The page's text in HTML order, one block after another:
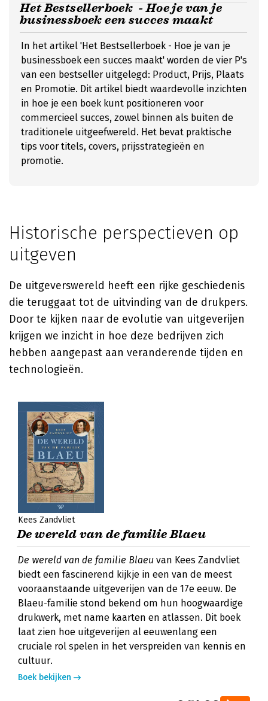
Het Bestsellerboek - Hoe je van je
businessboek een succes maakt
In het artikel 'Het Bestsellerboek - Hoe je van je
businessboek een succes maakt' worden de vier P's
van een bestseller uitgelegd: Product, Prijs, Plaats
en Promotie. Dit artikel biedt waardevolle inzichten
in hoe je een boek kunt positioneren voor
commercieel succes, zowel binnen als buiten de
traditionele uitgeefwereld. Het bevat praktische
tips voor titels, covers, prijsstrategieën en
promotie.
Historische perspectieven op
uitgeven
De uitgeverswereld heeft een rijke geschiedenis
die teruggaat tot de uitvinding van de drukpers.
Door te kijken naar de evolutie van uitgeverijen
krijgen we inzicht in hoe deze bedrijven zich
hebben aangepast aan veranderende tijden en
technologieën.
Kees Zandvliet
De wereld van de familie Blaeu
De wereld van de familie Blaeu van Kees Zandvliet
biedt een fascinerend kijkje in een van de meest
vooraanstaande uitgeverijen van de 17e eeuw. De
Blaeu-familie stond bekend om hun hoogwaardige
drukwerk, met name kaarten en atlassen. Dit boek
laat zien hoe uitgeverijen al eeuwenlang een
cruciale rol spelen in het verspreiden van kennis en
cultuur.
Boek bekijken